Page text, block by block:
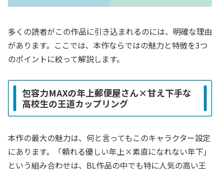
多くの読者がこの作品に引き込まれるのには、明確な理由
があります。ここでは、本作ならではの魅力と特徴を3つ
のポイントに絞って解説します。
包容力MAXの年上郵便屋さん×甘え下手な
高校生の王道カップリング
本作の最大の魅力は、何と言ってもこのキャラクター設定
にあります。「頼れる優しい年上×素直になれない年下」
という組み合わせは、BL作品の中でも特に人気の高い王